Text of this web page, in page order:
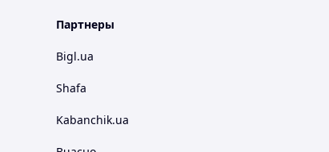
Партнеры
Bigl.ua
Shafa
Kabanchik.ua